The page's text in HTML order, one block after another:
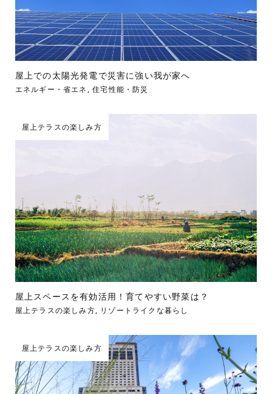
屋上での太陽光発電で災害に強い我が家へ
エネルギー・省エネ ,住宅性能・防災
屋上テラスの楽しみ方
屋上スペースを有効活用！育てやすい野菜は？
屋上テラスの楽しみ方, リゾートライクな暮らし
屋上テラスの楽しみ方